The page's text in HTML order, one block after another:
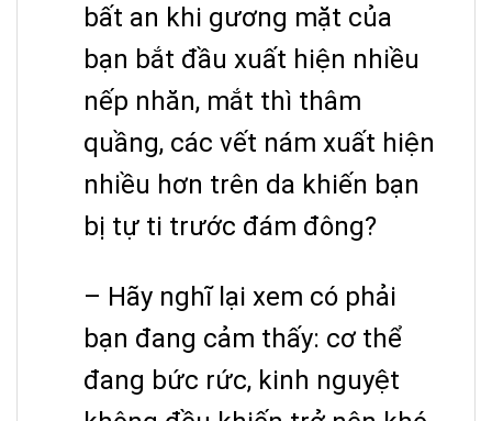
bất an khi gương mặt của
bạn bắt đầu xuất hiện nhiều
nếp nhăn, mắt thì thâm
quầng, các vết nám xuất hiện
nhiều hơn trên da khiến bạn
bị tự ti trước đám đông?
– Hãy nghĩ lại xem có phải
bạn đang cảm thấy: cơ thể
đang bức rức, kinh nguyệt